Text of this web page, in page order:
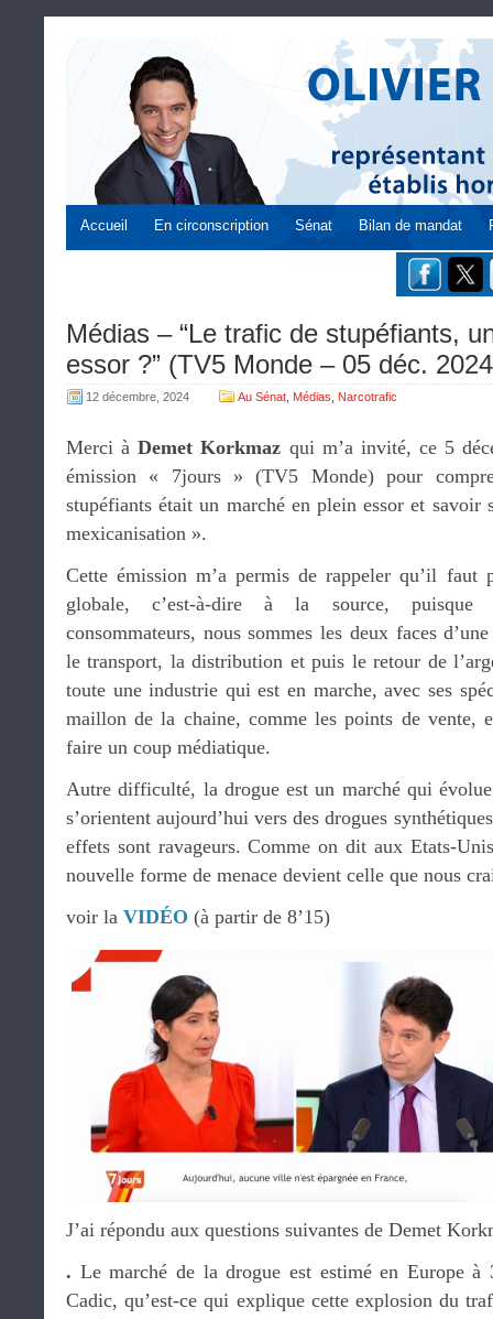
Accueil En circonscription Sénat Bilan de mandat
Médias – “Le trafic de stupéfiants,
essor ?” (TV5 Monde – 05 déc.
12 décembre, 2024 Au Sénat Médias Narcotrafic
Merci àDemet Korkmaz qui m’a invité, ce 5
émission « 7jours » (TV5 Monde) pour
stupéfiants était un marché en plein essor et savoir
mexicanisation ».
Cette émission m’a permis de rappeler qu’il faut
globale, c’est-à-dire à la source, puisque
consommateurs, nous sommes les deux faces
le transport, la distribution et puis le retour de
toute une industrie qui est en marche, avec ses
maillon de la chaine, comme les points de vente,
faire un coup médiatique.
Autre difficulté, la drogue est un marché qui
s’orientent aujourd’hui vers des drogues
effets sont ravageurs. Comme on dit aux Etats-
nouvelle forme de menace devient celle que nous
voir la VIDÉO (à partir de 8’15)
J’ai répondu aux questions suivantes de Demet
. Le marché de la drogue est estimé en Europe
Cadic, qu’est-ce qui explique cette explosion du